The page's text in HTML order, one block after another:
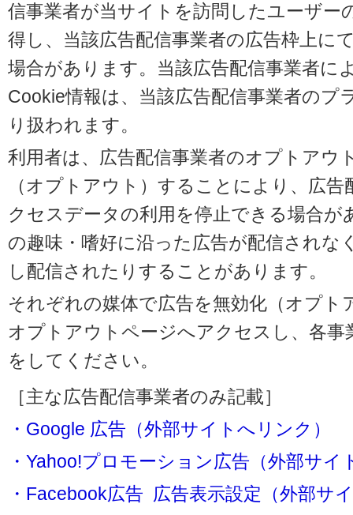
信事業者が当サイトを訪問したユーザー
得し、当該広告配信事業者の広告枠上に
場合があります。当該広告配信事業者に
Cookie情報は、当該広告配信事業者のプ
り扱われます。
利用者は、広告配信事業者のオプトアウ
（オプトアウト）することにより、広
クセスデータの利用を停止できる場合が
の趣味・嗜好に沿った広告が配信されな
し配信されたりすることがあります。
それぞれの媒体で広告を無効化（オプト
オプトアウトページへアクセスし、各
をしてください。
［主な広告配信事業者のみ記載］
・Google 広告（外部サイトへリンク）
・Yahoo!プロモーション広告（外部サイ
・Facebook広告 広告表示設定（外部サ